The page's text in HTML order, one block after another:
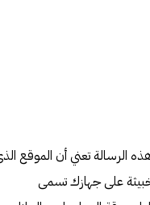
الرسالة تعني أن الموقع
على جهازك تسمى